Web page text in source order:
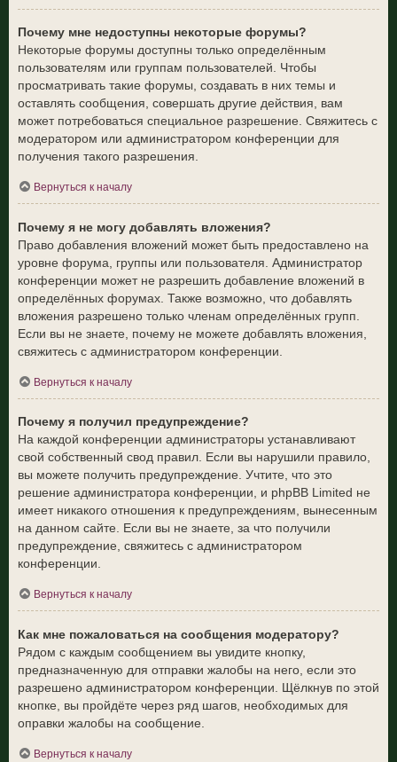
Почему мне недоступны некоторые форумы?
Некоторые форумы доступны только определённым
пользователям или группам пользователей. Чтобы
просматривать такие форумы, создавать в них темы и
оставлять сообщения, совершать другие действия, вам
может потребоваться специальное разрешение. Свяжитесь с
модератором или администратором конференции для
получения такого разрешения.
Вернуться к началу
Почему я не могу добавлять вложения?
Право добавления вложений может быть предоставлено на
уровне форума, группы или пользователя. Администратор
конференции может не разрешить добавление вложений в
определённых форумах. Также возможно, что добавлять
вложения разрешено только членам определённых групп.
Если вы не знаете, почему не можете добавлять вложения,
свяжитесь с администратором конференции.
Вернуться к началу
Почему я получил предупреждение?
На каждой конференции администраторы устанавливают
свой собственный свод правил. Если вы нарушили правило,
вы можете получить предупреждение. Учтите, что это
решение администратора конференции, и phpBB Limited не
имеет никакого отношения к предупреждениям, вынесенным
на данном сайте. Если вы не знаете, за что получили
предупреждение, свяжитесь с администратором
конференции.
Вернуться к началу
Как мне пожаловаться на сообщения модератору?
Рядом с каждым сообщением вы увидите кнопку,
предназначенную для отправки жалобы на него, если это
разрешено администратором конференции. Щёлкнув по этой
кнопке, вы пройдёте через ряд шагов, необходимых для
оправки жалобы на сообщение.
Вернуться к началу